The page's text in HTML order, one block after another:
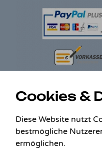
KONTAKT
Cookies &
Diese Website nutzt
bestmögliche
ermöglichen.